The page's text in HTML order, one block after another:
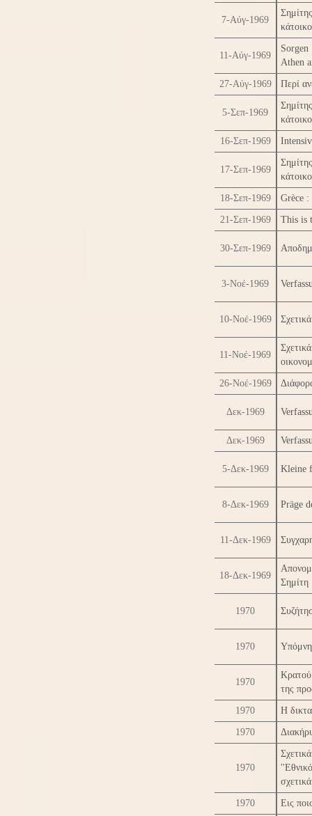
7-Αύγ-1969
11-Αύγ-1969
Athen
27-Αύγ-1969 Περί
5-Σεπ-1969
16-Σεπ-1969
17-Σεπ-1969
18-Σεπ-1969 Grèce :
21-Σεπ-1969 This is
30-Σεπ-1969
3-Νοέ-1969
10-Νοέ-1969
11-Νοέ-1969
26-Νοέ-1969
Δεκ-1969
Δεκ-1969
5-Δεκ-1969 Kleine
8-Δεκ-1969 Präge
11-Δεκ-1969
18-Δεκ-1969
Σημίτη
1970
1970
1970
της
1970 Η
1970
1970
1970 Εις